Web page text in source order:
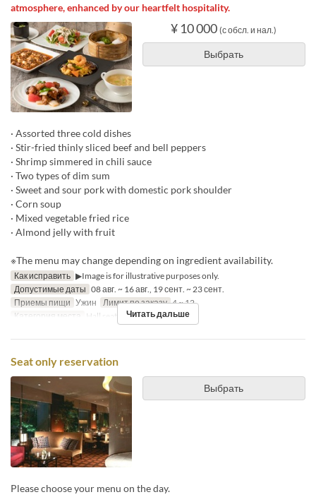
atmosphere, enhanced by our heartfelt hospitality.
¥ 10 000 (с обсл. и нал.)
Выбрать
· Assorted three cold dishes
· Stir-fried thinly sliced beef and bell peppers
· Shrimp simmered in chili sauce
· Two types of dim sum
· Sweet and sour pork with domestic pork shoulder
· Corn soup
· Mixed vegetable fried rice
· Almond jelly with fruit
※The menu may change depending on ingredient availability.
Как исправить ▶Image is for illustrative purposes only.
Допустимые даты 08 авг. ~ 16 авг., 19 сент. ~ 23 сент.
Приемы пищи Ужин Лимит по заказу 4 ~ 12
Категория места
Hall seats Читать дальше
Seat only reservation
Выбрать
Please choose your menu on the day.